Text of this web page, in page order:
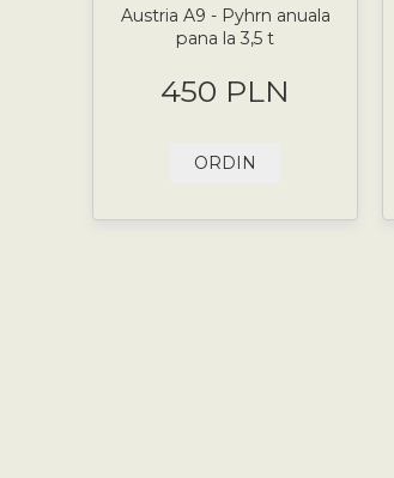
Austria A9 - Pyhrn anuala
pana la 3,5 t
450 PLN
ORDIN